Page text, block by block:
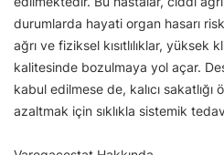
durumlarda hayati organ hasarı
ağrı ve fiziksel kısıtlılıklar, yüksek
kalitesinde bozulmaya yol açar.
kabul edilmese de, kalıcı
azaltmak için sıklıkla sistemik